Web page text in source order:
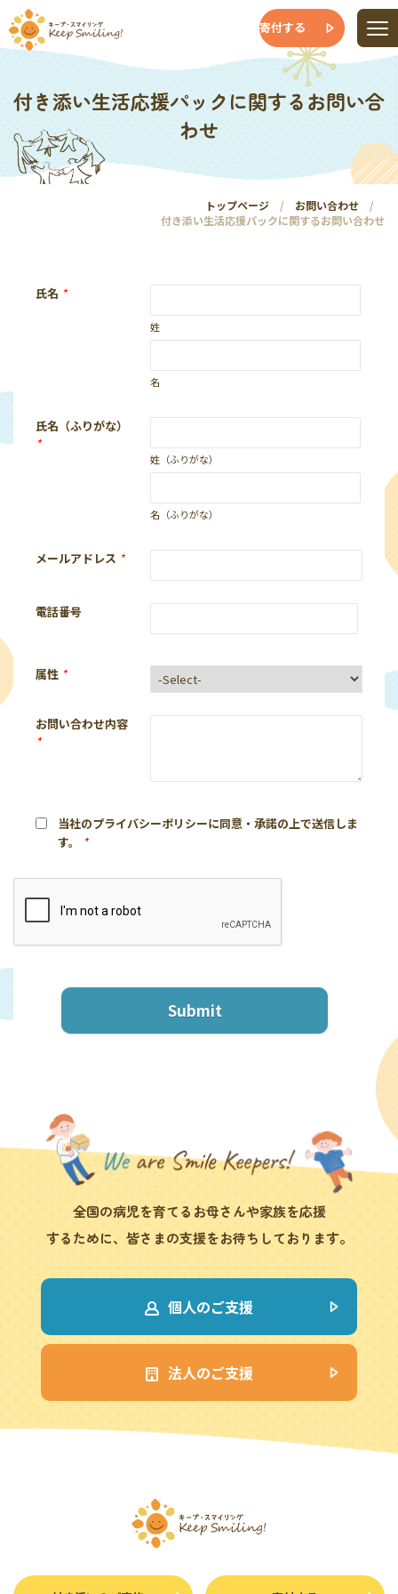
寄付する
付き添い生活応援パックに関するお問い合
わせ
トップページ
お問い合わせ
付き添い生活応援パックに関するお問い合わせ
氏名 *
姓
名
氏名（ふりがな）
*
姓（ふりがな）
名（ふりがな）
メールアドレス *
電話番号
属性 *
お問い合わせ内容
*
当社のプライバシーポリシーに同意・承諾の上で送信しま
す。
*
Submit
全国の病児を育てるお母さんや家族を応援
するために、皆さまの支援をお待ちしております。
個人のご支援
法人のご支援